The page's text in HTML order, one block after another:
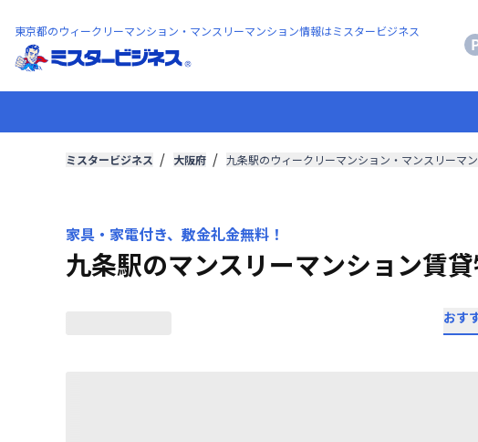
東京都のウィークリーマンション・マンスリーマンション情報はミスタービジネス
ミスタービジネス 大阪府 九条駅のウィークリーマンション・マンスリーマ
家具・家電付き、敷金礼金無料！
九条駅のマンスリーマンション賃
おす